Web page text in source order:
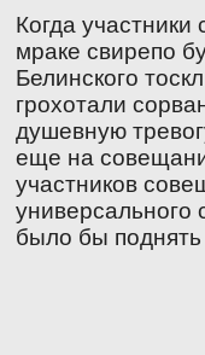
Когда
мраке свирепо
Белинского
грохотали
душевную
еще на
участников
универсального
было бы